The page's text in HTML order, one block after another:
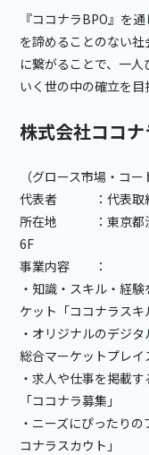
『ココナラBPO』を
を諦めることのない
に繋がることで、一
いく世の中の確立を目
株式会社ココナ
（グロース市場・コー
代表者 ：代表取締
所在地 ：東京都渋
6F
事業内容 ：
・知識・スキル・経
ケット「ココナラスキ
・オリジナルのデジ
総合マーケットプレイ
・求人や仕事を掲載
「ココナラ募集」
・ニーズにぴったり
コナラスカウト」